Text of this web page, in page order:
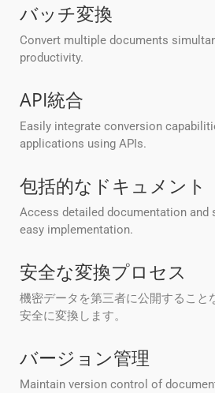
バッチ変換
Convert multiple documents
productivity.
API統合
Easily integrate conversion
applications using APIs.
包括的なドキュメント
Access detailed documentation and
easy implementation.
安全な変換プロセス
機密データを第三者に公開すること
安全に変換します。
バージョン管理
Maintain version control of